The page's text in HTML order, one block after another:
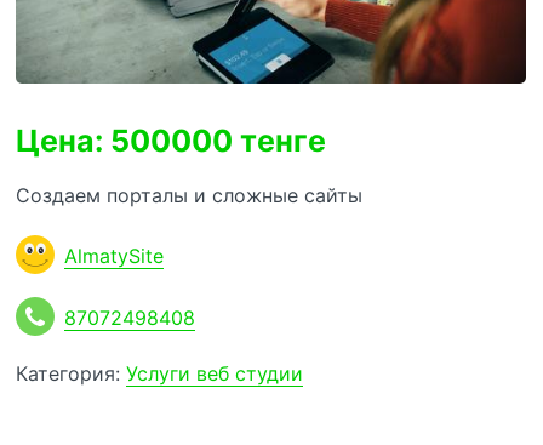
Цена: 500000 тенге
Создаем порталы и сложные сайты
AlmatySite
87072498408
Категория:Услуги веб студии